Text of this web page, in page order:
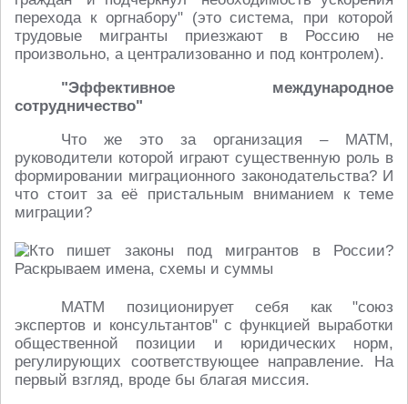
перехода к оргнабору" (это система, при которой
трудовые мигранты приезжают в Россию не
произвольно, а централизованно и под контролем).
"Эффективное международное
сотрудничество"
Что же это за организация – МАТМ,
руководители которой играют существенную роль в
формировании миграционного законодательства? И
что стоит за её пристальным вниманием к теме
миграции?
МАТМ позиционирует себя как "союз
экспертов и консультантов" с функцией выработки
общественной позиции и юридических норм,
регулирующих соответствующее направление. На
первый взгляд, вроде бы благая миссия.